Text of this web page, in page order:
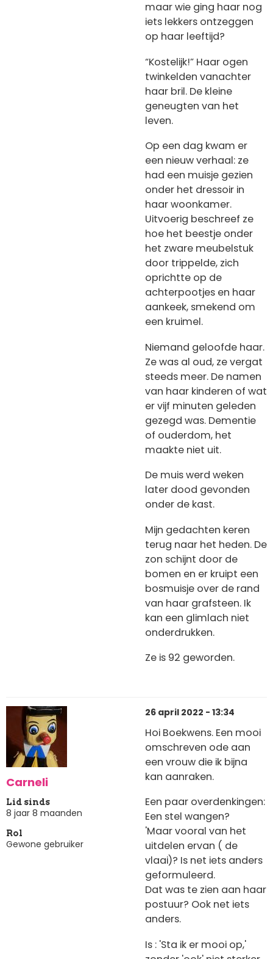
maar wie ging haar nog
iets lekkers ontzeggen
op haar leeftijd?
“Kostelijk!” Haar ogen
twinkelden vanachter
haar bril. De kleine
geneugten van het
leven.
Op een dag kwam er
een nieuw verhaal: ze
had een muisje gezien
onder het dressoir in
haar woonkamer.
Uitvoerig beschreef ze
hoe het beestje onder
het zware meubelstuk
door trippelde, zich
oprichtte op de
achterpootjes en haar
aankeek, smekend om
een kruimel.
Niemand geloofde haar.
Ze was al oud, ze vergat
steeds meer. De namen
van haar kinderen of wat
er vijf minuten geleden
gezegd was. Dementie
of ouderdom, het
maakte niet uit.
De muis werd weken
later dood gevonden
onder de kast.
Mijn gedachten keren
terug naar het heden. De
zon schijnt door de
bomen en er kruipt een
bosmuisje over de rand
van haar grafsteen. Ik
kan een glimlach niet
onderdrukken.
Ze is 92 geworden.
Carneli
Lid sinds
8 jaar 8 maanden
Rol
Gewone gebruiker
26 april 2022 - 13:34
Hoi Boekwens. Een mooi
omschreven ode aan
een vrouw die ik bijna
kan aanraken.
Een paar overdenkingen:
Een stel wangen?
'Maar vooral van het
uitdelen ervan ( de
vlaai)? Is net iets anders
geformuleerd.
Dat was te zien aan haar
postuur? Ook net iets
anders.
Is : 'Sta ik er mooi op,'